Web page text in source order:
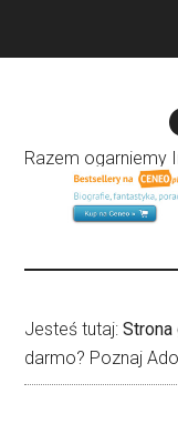
Razem ogarniemy
Jesteś tutaj:Strona
darmo? Poznaj